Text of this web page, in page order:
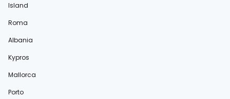
Island
Roma
Albania
Kypros
Mallorca
Porto